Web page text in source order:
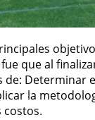
que al
de: Determinar
la
costos.